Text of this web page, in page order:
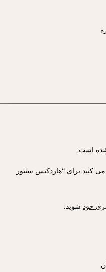
است.
کنید برای “هاردکیس سنتور
خود شوید.